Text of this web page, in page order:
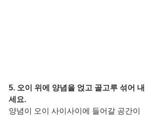
5. 오이 위에 양념을 얹고 골고루 섞어 내
세요.
양념이 오이 사이사이에 들어갈 공간이